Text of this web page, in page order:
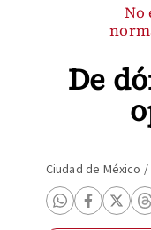
De
No
Ciudad de México /